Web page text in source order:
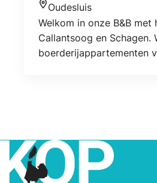
Locatie
Oudesluis
Welkom in onze B&B
Callantsoog en
boerderijappartementen